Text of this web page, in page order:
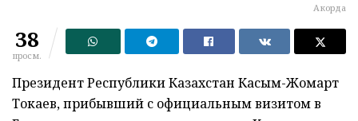
Акорда
38
просм.
Президент Республики Казахстан Касым-Жомарт
Токаев, прибывший с официальным визитом в